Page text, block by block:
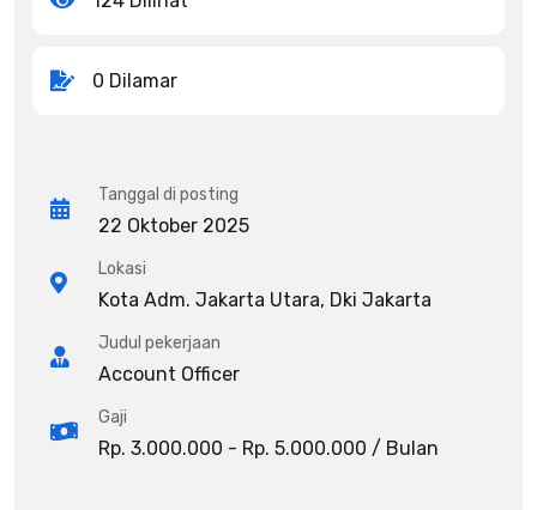
0 Dilamar
Tanggal di posting
22 Oktober 2025
Lokasi
Kota Adm. Jakarta Utara, Dki Jakarta
Judul pekerjaan
Account Officer
Gaji
Rp. 3.000.000 - Rp. 5.000.000 / Bulan